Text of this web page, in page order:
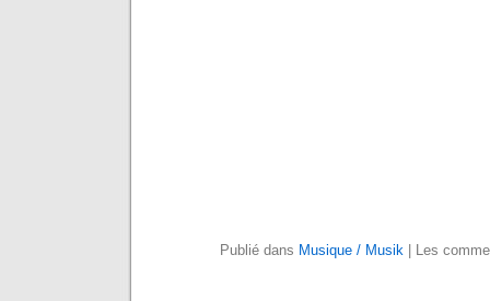
Publié dans Musique / Musik| Les